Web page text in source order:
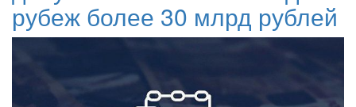
рубеж более 30 млрд рублей